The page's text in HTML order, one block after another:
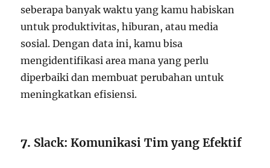
seberapa banyak waktu yang kamu habiskan
untuk produktivitas, hiburan, atau media
sosial. Dengan data ini, kamu bisa
mengidentifikasi area mana yang perlu
diperbaiki dan membuat perubahan untuk
meningkatkan efisiensi.
7. Slack: Komunikasi Tim yang Efektif